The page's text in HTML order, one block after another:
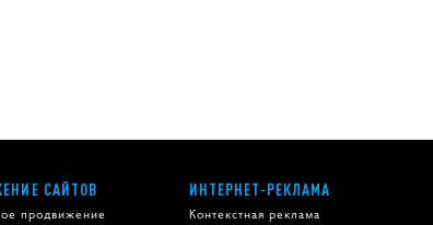
САЙТОВ
продвижение
ИНТЕРНЕТ-РЕКЛАМА
Контекстная реклама